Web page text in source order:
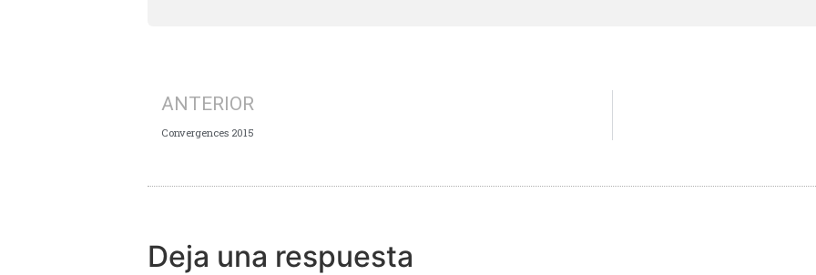
ANTERIOR
Convergences 2015
Deja una respuesta